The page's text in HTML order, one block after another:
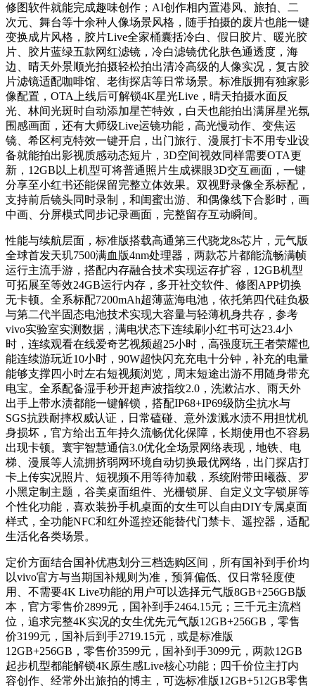
修图软件就能完成趣味创作；AI创作相内置港风、旅拍、二
次元、舞台等十余种人像场景风格，随手拍摄的废片也能一键
变换成片风格，胶片Live全家桶囊括冷白、假日胶片、暖光胶
片、胶片蓝绿五款网红滤镜，冷白滤镜优化肤色通透度，海
边、晴天外景顺光拍摄轻松拍出清冷高级的人像实况，复古胶
片滤镜适配咖啡馆、老街探店等日常场景。标准版拥有独家影
像配置，OTA上线后可解锁4K星光Live，晴天拍摄水面反
光、林间光斑时自动添加星芒特效，白天也能拍出满屏星光氛
围感画面，还有大师级Live运镜功能，高光慢动作、变焦运
镜、希区柯克特效一键开启，出门旅行、漫展打卡不用专业设
备就能拍出影视质感动态短片，3D空间视效同样需要OTA更
新，12GB以上机型可将普通照片生成裸眼3D交互画面，一键
分享至小红书还能保留完整立体效果。双视野录像全系标配，
支持前后镜头同时录制，和闺蜜出游、和偶像线下合影时，画
中画、分屏模式同步记录画面，完整留存互动瞬间。
性能与续航层面，标准版搭载高通第三代骁龙8s芯片，元气版
全球首发天玑7500满血版4nm处理器，两款芯片都能流畅满帧
运行主流手游，搭配内存融合技术实现运存扩容，12GB机型
可拓展至等效24GB运行内存，多开社交软件、修图APP切换
无卡顿。全系标配7200mAh超薄蓝海电池，依托第四代硅负极
与第二代半固态电池技术实现大容量与轻薄机身共存，参考
vivo实验室实测数据，满电状态下连续刷小红书可达23.4小
时，连续观看在线爱奇艺视频超25小时，高强度玩王者荣耀也
能连续游玩近10小时，90W超快闪充充电十分钟，补充的电量
能够支撑四小时左右短视频浏览，周末短途出游不用随身带充
电宝。全系配备湿手秒开超声波指纹2.0，洗漱沾水、雨天外
出手上带水渍都能一键解锁，搭配IP68+IP69级防尘抗水与
SGS抗跌耐摔权威认证，日常磕碰、意外泼溅水渍不用担忧机
身损坏，官方给出五年持久流畅优化保障，长期使用也不容易
出现卡顿。寰宇智慧通信3.0优化全场景网络表现，地铁、电
梯、漫展等人流拥挤弱网环境自动切换最优网络，出门探店打
卡上传实况照片、短视频不用等待加载，系统附带田曦薇、罗
小黑定制主题，谷美桌面组件、光栅锁屏、自定义文字锁屏等
个性化功能，喜欢装扮手机桌面的女生可以自由DIY专属桌面
样式，全功能NFC和红外遥控还能替代门禁卡、遥控器，适配
生活化各类场景。
定价方面结合国补优惠划分三档选购区间，所有国补到手价均
以vivo官方与当期国补规则为准，预算偏低、仅日常轻度使
用、不需要4K Live功能的用户可以选择元气版8GB+256GB版
本，官方零售价2899元，国补到手2464.15元；三千元主流档
位，追求完整4K实况的女生优先元气版12GB+256GB，零售
价3199元，国补后到手2719.15元，或是标准版
12GB+256GB，零售价3599元，国补到手3099元，两款12GB
起步机型都能解锁4K原生感Live核心功能；四千价位主打内
容创作、经常外出旅拍的博主，可选标准版12GB+512GB零售